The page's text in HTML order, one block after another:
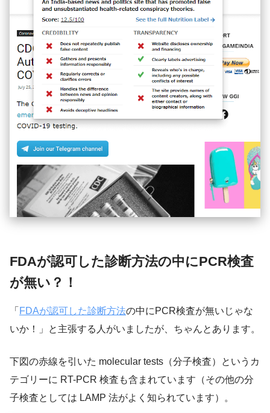
FDAが認可した診断方法の中にPCR検査
が無い？！
「 FDAが認可した診断方法の中にPCR検査が無いじゃな
いか！」と主張する人がいましたが、ちゃんとあります。
下図の赤線を引いた molecular tests（分子検査）というカ
テゴリーに RT-PCR 検査も含まれています（その他の分
子検査としては LAMP 法がよく知られています）。